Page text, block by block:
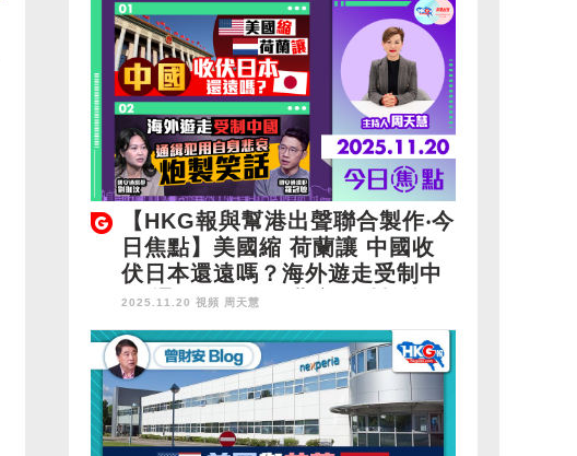
【HKG報與幫港出聲聯合製作‧今
日焦點】美國縮 荷蘭讓 中國收
伏日本還遠嗎？海外遊走受制中
國 通緝犯用自身悲哀 炮製笑話
2025.11.20 視頻 周天慧